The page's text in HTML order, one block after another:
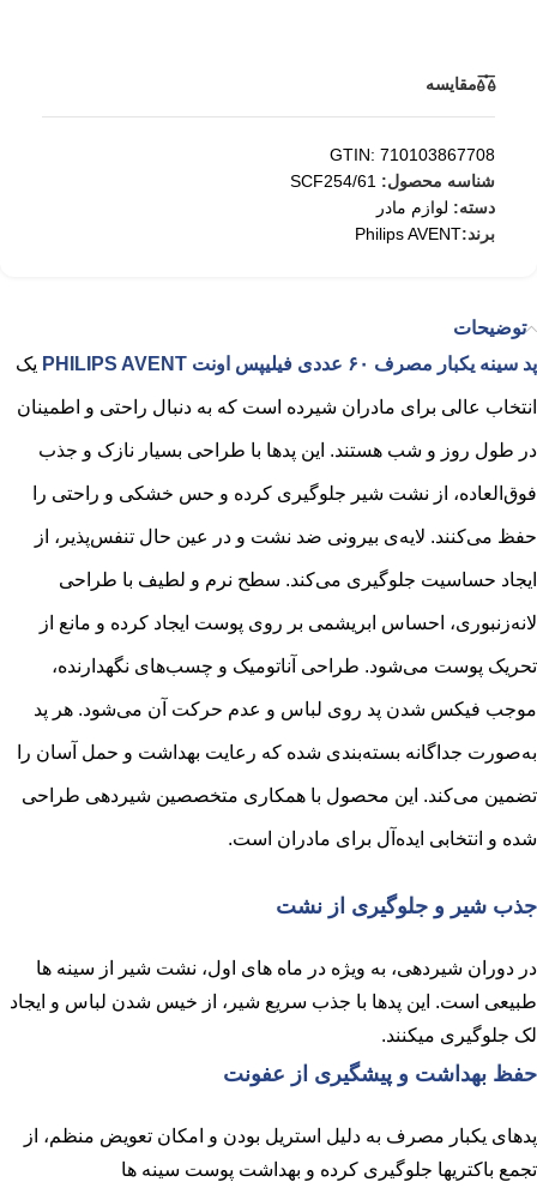
مقایسه
GTIN: 710103867708
شناسه محصول: SCF254/61
دسته: لوازم مادر
برند:Philips AVENT
توضیحات
پد سینه یکبار مصرف ۶۰ عددی فیلیپس اونت PHILIPS AVENT
یک
انتخاب عالی برای مادران شیرده است که به دنبال راحتی و اطمینان
در طول روز و شب هستند. این پدها با طراحی بسیار نازک و جذب
فوق‌العاده، از نشت شیر جلوگیری کرده و حس خشکی و راحتی را
حفظ می‌کنند. لایه‌ی بیرونی ضد نشت و در عین حال تنفس‌پذیر، از
ایجاد حساسیت جلوگیری می‌کند. سطح نرم و لطیف با طراحی
لانه‌زنبوری، احساس ابریشمی بر روی پوست ایجاد کرده و مانع از
تحریک پوست می‌شود. طراحی آناتومیک و چسب‌های نگهدارنده،
موجب فیکس شدن پد روی لباس و عدم حرکت آن می‌شود. هر پد
به‌صورت جداگانه بسته‌بندی شده که رعایت بهداشت و حمل آسان را
تضمین می‌کند. این محصول با همکاری متخصصین شیردهی طراحی
شده و انتخابی ایده‌آل برای مادران است.
جذب شیر و جلوگیری از نشت
در دوران شیردهی، به ویژه در ماه های اول، نشت شیر از سینه ها
طبیعی است. این پدها با جذب سریع شیر، از خیس شدن لباس و ایجاد
لک جلوگیری میکنند.
حفظ بهداشت و پیشگیری از عفونت
پدهای یکبار مصرف به دلیل استریل بودن و امکان تعویض منظم، از
تجمع باکتریها جلوگیری کرده و بهداشت پوست سینه ها